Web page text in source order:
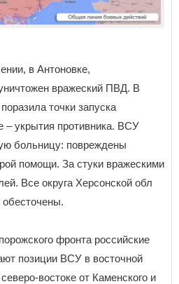
в Антоновке,
вражеский ПВД. В
точки запуска
– укрытия противника. ВСУ
больницу: повреждены
помощи. За стуки вражескими
Все округа Херсонской обл
обесточены.
фронта российские
позиции ВСУ в восточной
востоке от Каменского и